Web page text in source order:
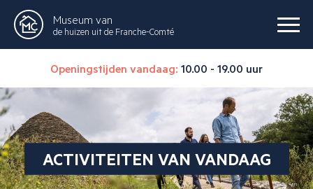
Museum van
de huizen uit de Franche-Comté
Openingstijden vandaag: 10.00 - 19.00 uur
ACTIVITEITEN VAN VANDAAG